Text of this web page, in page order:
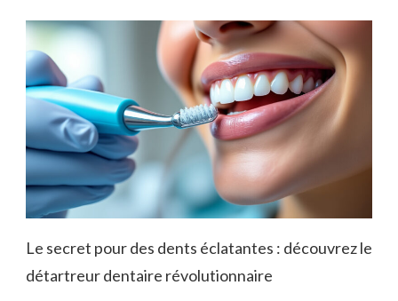
Le secret pour des dents éclatantes : découvrez le
détartreur dentaire révolutionnaire